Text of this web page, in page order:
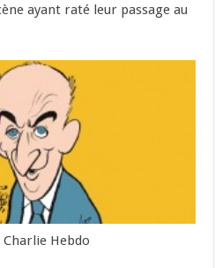
ayant raté leur passage au
Charlie Hebdo